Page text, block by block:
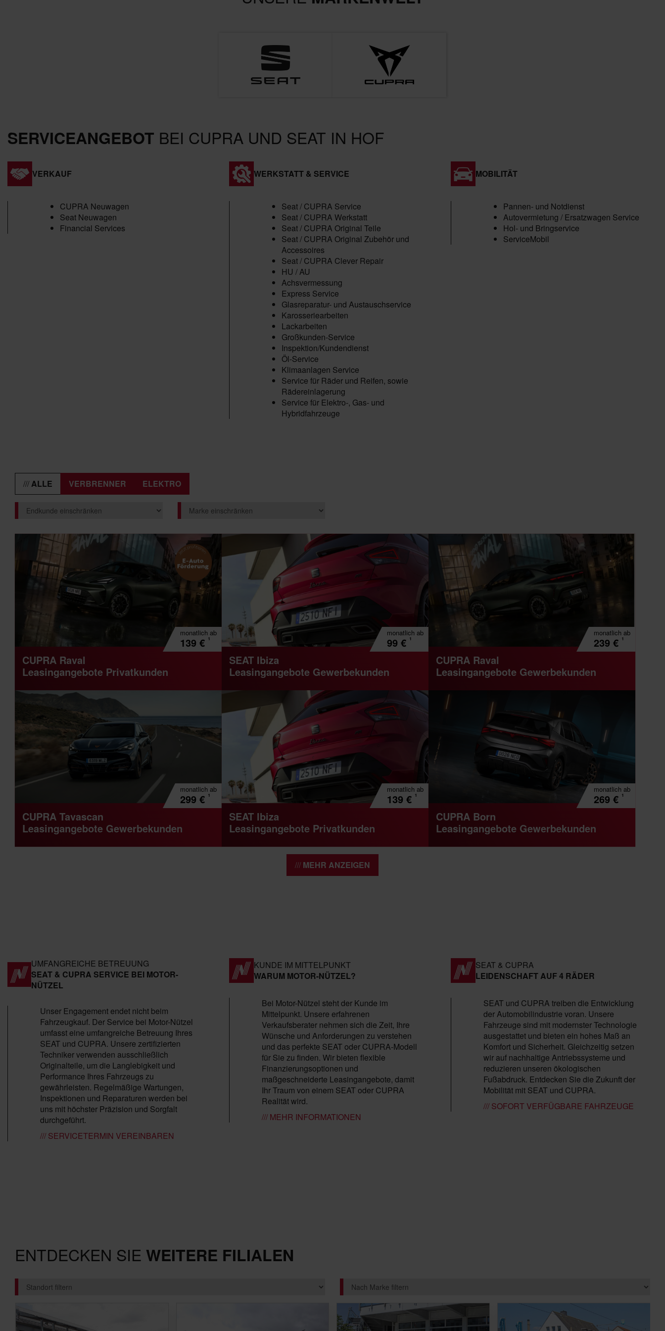
SERVICEANGEBOT BEI CUPRA UND SEAT IN HOF
VERKAUF
CUPRA Neuwagen
Seat Neuwagen
Financial Services
WERKSTATT & SERVICE
Seat / CUPRA Service
Seat / CUPRA Werkstatt
Seat / CUPRA Original Teile
Seat / CUPRA Original Zubehör und
Accessoires
Seat / CUPRA Clever Repair
HU / AU
Achsvermessung
Express Service
Glasreparatur- und Austauschservice
Karosseriearbeiten
Lackarbeiten
Großkunden-Service
Inspektion/Kundendienst
Öl-Service
Klimaanlagen Service
Service für Räder und Reifen, sowie
Rädereinlagerung
Service für Elektro-, Gas- und
Hybridfahrzeuge
MOBILITÄT
Pannen- und Notdienst
Autovermietung / Ersatzwagen Service
Hol- und Bringservice
ServiceMobil
ALLE VERBRENNER ELEKTRO
monatlich ab
139 € ¹
CUPRA Raval
Leasingangebote Privatkunden
monatlich ab
99 € ¹
SEAT Ibiza
Leasingangebote Gewerbekunden
monatlich ab
239 € ¹
CUPRA Raval
Leasingangebote Gewerbekunden
monatlich ab
299 € ¹
CUPRA Tavascan
Leasingangebote Gewerbekunden
monatlich ab
139 € ¹
SEAT Ibiza
Leasingangebote Privatkunden
monatlich ab
269 € ¹
CUPRA Born
Leasingangebote Gewerbekunden
MEHR ANZEIGEN
UMFANGREICHE BETREUUNG
SEAT & CUPRA SERVICE BEI MOTOR-
NÜTZEL
Unser Engagement endet nicht beim
Fahrzeugkauf. Der Service bei Motor-Nützel
umfasst eine umfangreiche Betreuung Ihres
SEAT und CUPRA. Unsere zertifizierten
Techniker verwenden ausschließlich
Originalteile, um die Langlebigkeit und
Performance Ihres Fahrzeugs zu
gewährleisten. Regelmäßige Wartungen,
Inspektionen und Reparaturen werden bei
uns mit höchster Präzision und Sorgfalt
durchgeführt.
/// SERVICETERMIN VEREINBAREN
KUNDE IM MITTELPUNKT
WARUM MOTOR-NÜTZEL?
Bei Motor-Nützel steht der Kunde im
Mittelpunkt. Unsere erfahrenen
Verkaufsberater nehmen sich die Zeit, Ihre
Wünsche und Anforderungen zu verstehen
und das perfekte SEAT oder CUPRA-Modell
für Sie zu finden. Wir bieten flexible
Finanzierungsoptionen und
maßgeschneiderte Leasingangebote, damit
Ihr Traum von einem SEAT oder CUPRA
Realität wird.
/// MEHR INFORMATIONEN
SEAT & CUPRA
LEIDENSCHAFT AUF 4 RÄDER
SEAT und CUPRA treiben die Entwicklung
der Automobilindustrie voran. Unsere
Fahrzeuge sind mit modernster Technologie
ausgestattet und bieten ein hohes Maß an
Komfort und Sicherheit. Gleichzeitig setzen
wir auf nachhaltige Antriebssysteme und
reduzieren unseren ökologischen
Fußabdruck. Entdecken Sie die Zukunft der
Mobilität mit SEAT und CUPRA.
/// SOFORT VERFÜGBARE FAHRZEUGE
ENTDECKEN SIE WEITERE FILIALEN